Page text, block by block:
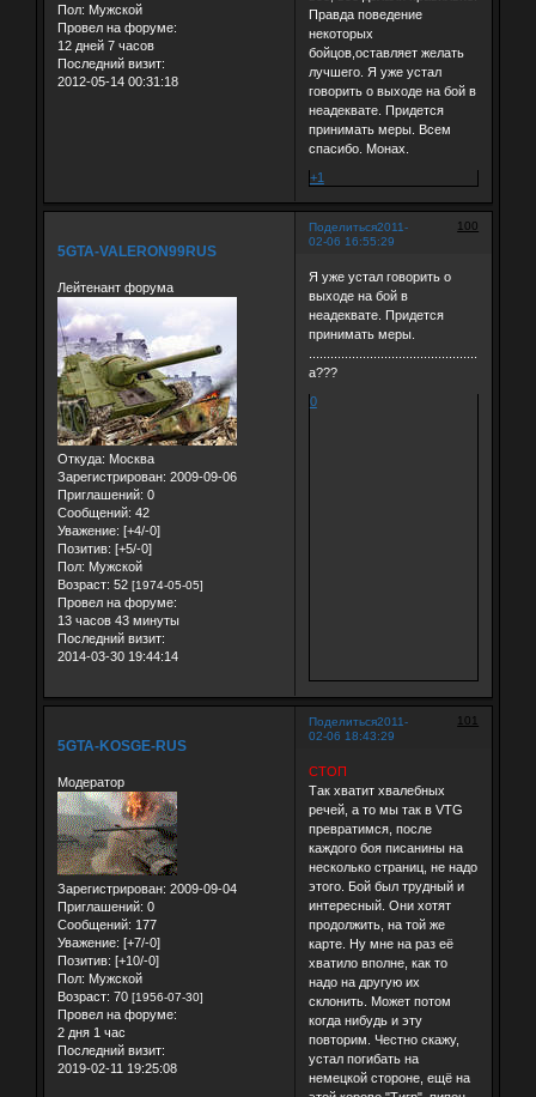
Пол: Мужской
Провел на форуме:
12 дней 7 часов
Последний визит:
2012-05-14 00:31:18
Правда поведение
некоторых
бойцов,оставляет желать
лучшего. Я уже устал
говорить о выходе на бой в
неадеквате. Придется
принимать меры. Всем
спасибо. Монах.
+1
Поделиться 100
2011-
02-06 16:55:29
5GTA-VALERON99RUS
Лейтенант форума
Откуда: Москва
Зарегистрирован: 2009-09-06
Приглашений: 0
Сообщений: 42
Уважение: [+4/-0]
Позитив: [+5/-0]
Пол: Мужской
Возраст: 52 [1974-05-05]
Провел на форуме:
13 часов 43 минуты
Последний визит:
2014-03-30 19:44:14
Я уже устал говорить о
выходе на бой в
неадеквате. Придется
принимать меры.
a???
0
Поделиться 101
2011-
02-06 18:43:29
5GTA-KOSGE-RUS
Модератор
Зарегистрирован: 2009-09-04
Приглашений: 0
Сообщений: 177
Уважение: [+7/-0]
Позитив: [+10/-0]
Пол: Мужской
Возраст: 70 [1956-07-30]
Провел на форуме:
2 дня 1 час
Последний визит:
2019-02-11 19:25:08
СТОП
Так хватит хвалебных
речей, а то мы так в VTG
превратимся, после
каждого боя писанины на
несколько страниц, не надо
этого. Бой был трудный и
интересный. Они хотят
продолжить, на той же
карте. Ну мне на раз её
хватило вполне, как то
надо на другую их
склонить. Может потом
когда нибудь и эту
повторим. Честно скажу,
устал погибать на
немецкой стороне, ещё на